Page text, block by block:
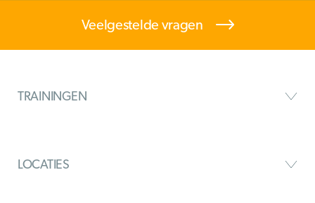
Veelgestelde vragen
TRAININGEN
LOCATIES